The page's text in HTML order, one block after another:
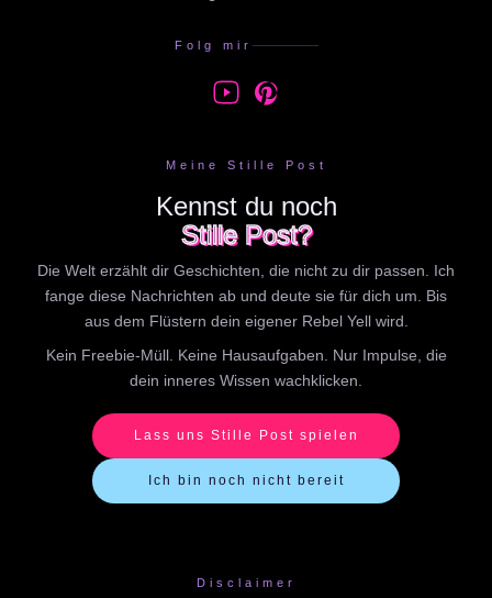
Folg mir
Meine Stille Post
Kennst du noch
Stille Post?
Die Welt erzählt dir Geschichten, die nicht zu dir passen. Ich
fange diese Nachrichten ab und deute sie für dich um. Bis
aus dem Flüstern dein eigener Rebel Yell wird.
Kein Freebie-Müll. Keine Hausaufgaben. Nur Impulse, die
dein inneres Wissen wachklicken.
Lass uns Stille Post spielen
Ich bin noch nicht bereit
Disclaimer